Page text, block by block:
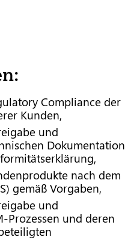
Compliance der
Kunden,
und
Dokumentation
nach dem
gemäß Vorgaben,
und
Prozessen und deren